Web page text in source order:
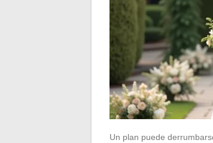
Un plan puede